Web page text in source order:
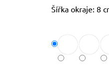
Šířka okraje: 8